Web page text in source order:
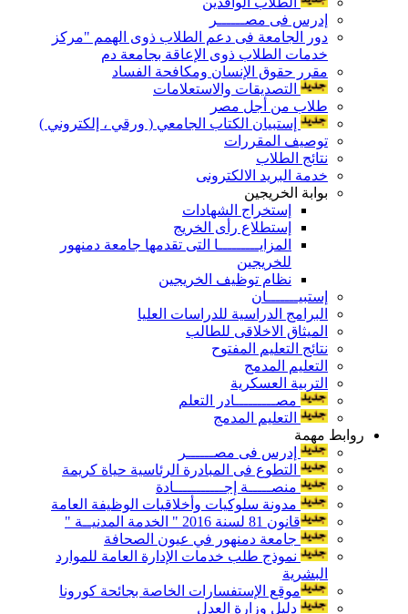
إدرس فى مصــــــر
دور الجامعة فى دعم الطلاب ذوى الهمم "مركز
خدمات الطلاب ذوى الإعاقة بجامعة دم
مقرر حقوق الإنسان ومكافحة الفساد
التصديقات والاستعلامات
طلاب من أجل مصر
إستبيان الكتاب الجامعي ( ورقي ، إلكتروني )
توصيف المقررات
نتائج الطلاب
خدمة البريد الالكترونى
بوابة الخريجين
إستخراج الشهادات
إستطلاع رأى الخريج
المزايـــــــــا التى تقدمها جامعة دمنهور
للخريجين
نظام توظيف الخريجين
إستبيـــــــان
البرامج الدراسية للدراسات العليا
الميثاق الاخلاقى للطالب
نتائج التعليم المفتوح
التعليم المدمج
التربية العسكرية
مصـــــــــادر التعلم
التعليم المدمج
روابط مهمة
إدرس فى مصــــــر
التطوع فى المبادرة الرئاسية حياة كريمة
منصـــــة إجـــــــــــادة
مدونة سلوكيات وأخلاقيات الوظيفة العامة
قانون 81 لسنة 2016 " الخدمة المدنيــة "
جامعة دمنهور في عيون الصحافة
نموذج طلب خدمات الإدارة العامة للموارد
البشرية
موقع الإستفسارات الخاصة بجائحة كورونا
دليل وزارة العدل